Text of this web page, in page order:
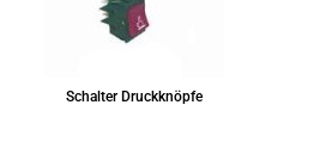
Schalter Druckknöpfe